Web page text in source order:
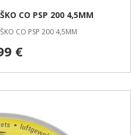
CO PSP 200 4,5MM
CO PSP 200 4,5MM
€